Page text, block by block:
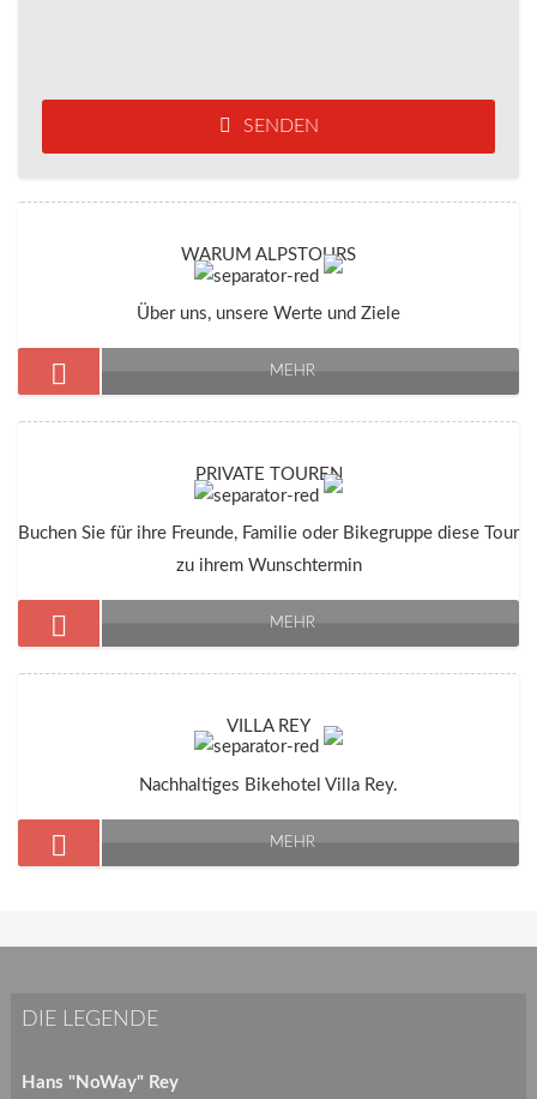
SENDEN
WARUM ALPSTOURS
Über uns, unsere Werte und Ziele
MEHR
PRIVATE TOUREN
Buchen Sie für ihre Freunde, Familie oder Bikegruppe diese Tour
zu ihrem Wunschtermin
MEHR
VILLA REY
Nachhaltiges Bikehotel Villa Rey.
MEHR
DIE LEGENDE
Hans "NoWay" Rey